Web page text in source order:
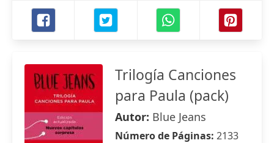
Trilogía Canciones
para Paula (pack)
Autor: Blue Jeans
Número de Páginas: 2133